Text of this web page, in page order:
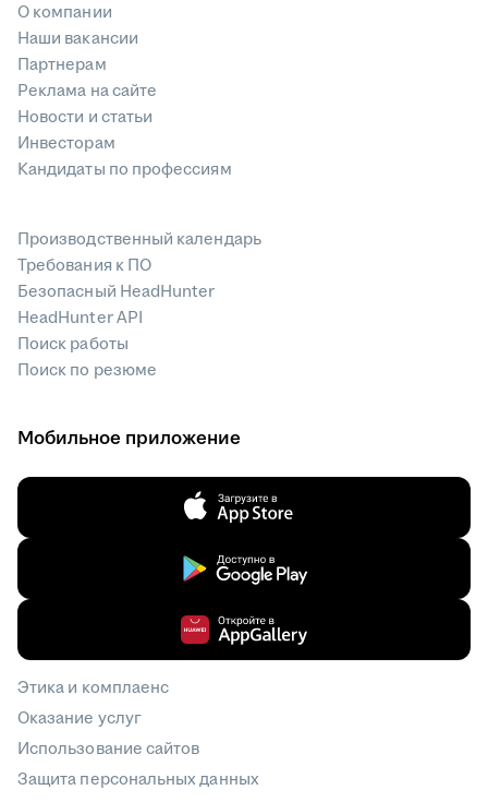
О компании
Наши вакансии
Партнерам
Реклама на сайте
Новости и статьи
Инвесторам
Кандидаты по профессиям
Производственный календарь
Требования к ПО
Безопасный HeadHunter
HeadHunter API
Поиск работы
Поиск по резюме
Мобильное приложение
Этика и комплаенс
Оказание услуг
Использование сайтов
Защита персональных данных